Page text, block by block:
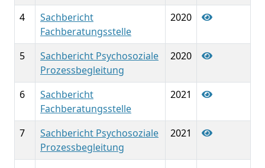
4
Sachbericht
Fachberatungsstelle
2020
5
Sachbericht Psychosoziale
Prozessbegleitung
2020
6
Sachbericht
Fachberatungsstelle
2021
7
Sachbericht Psychosoziale
Prozessbegleitung
2021